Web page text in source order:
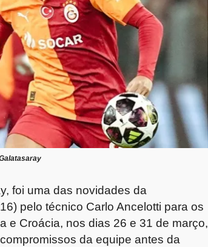
foi uma das novidades da
pelo técnico Carlo Ancelotti para os
e Croácia, nos dias 26 e 31 de março,
da equipe antes da